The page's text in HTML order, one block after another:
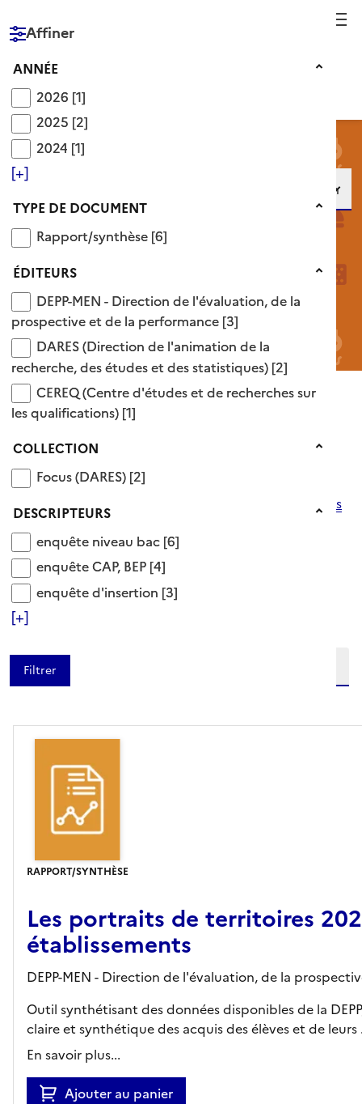
FRANÇAISE
Historique de recherche
Recherche avancée
Aide
Voir le fil d’Ariane
Affiner
Année
ANNÉE
20262026 [1]
20252025 [2]
20242024 [1]
[+]
Type de document
TYPE DE DOCUMENT
Rapport/synthèse
Rapport/synthèse [6]
Éditeurs
ÉDITEURS
DEPP-MEN - Direction de l'évaluation, de la
DEPP-MEN - Direction de l'évaluation, de la
prospective et de la performance [3]
DARES (Direction de l'animation de la
DARES (Direction de l'animation de la
recherche, des études et des statistiques) [2]
CEREQ (Centre d'études et de recherches sur les
CEREQ (Centre d'études et de recherches sur
les qualifications) [1]
Collection
COLLECTION
Focus (DARES)
Focus (DARES) [2]
Descripteurs
DESCRIPTEURS
enquête niveau bac
enquête niveau bac [6]
enquête CAP, BEP
enquête CAP, BEP [4]
enquête d'insertion
enquête d'insertion [3]
[+]
Catégorie enquête niveau bac
Descripteurs OnisepDoc
insertion professionnelle
débouchés professionnels
>enquête d'insertion
6 Documents disponibles dans cette catégorie
Tris disponibles (Ouverture d'une modale)
Ajouter le résultat au panier
Affiner la recherche
RAPPORT/SYNTHÈSE
Les portraits de territoires
établissements
DEPP-MEN - Direction de l'évaluation, de la
Outil synthétisant des données disponibles de la
claire et synthétique des acquis des élèves et de leurs
En savoir plus...
Ajouter au panier